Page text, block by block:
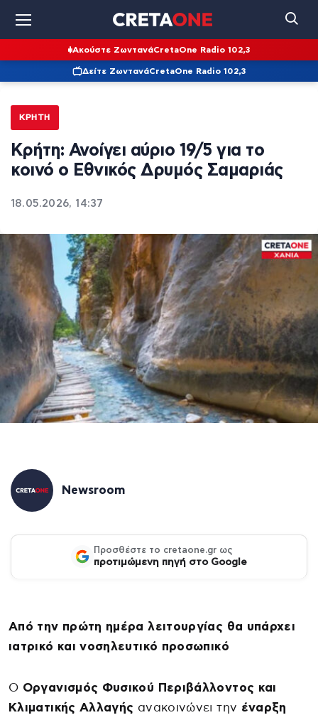
Ακούστε ΖωντανάCretaOne Radio 102,3
Δείτε ΖωντανάCretaOne Radio 102,3
ΚΡΉΤΗ
Κρήτη: Ανοίγει αύριο 19/5 για το
κοινό ο Εθνικός Δρυμός Σαμαριάς
18.05.2026, 14:37
Newsroom
Προσθέστε το cretaone.gr ως
προτιμώμενη πηγή στο Google
Από την πρώτη ημέρα λειτουργίας θα υπάρχει
ιατρικό και νοσηλευτικό προσωπικό
Ο Οργανισμός Φυσικού Περιβάλλοντος και
Κλιματικής Αλλαγής ανακοινώνει την έναρξη